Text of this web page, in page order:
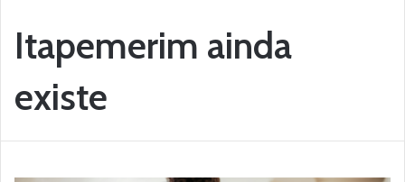
Itapemerim ainda
existe